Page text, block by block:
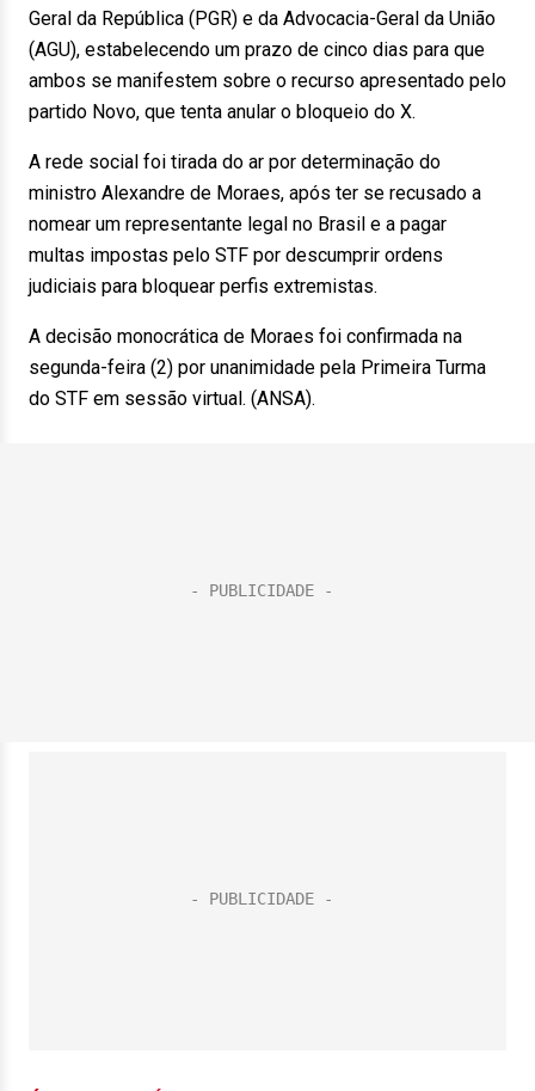
Geral da República (PGR) e da Advocacia-Geral da União
(AGU), estabelecendo um prazo de cinco dias para que
ambos se manifestem sobre o recurso apresentado pelo
partido Novo, que tenta anular o bloqueio do X.
A rede social foi tirada do ar por determinação do
ministro Alexandre de Moraes, após ter se recusado a
nomear um representante legal no Brasil e a pagar
multas impostas pelo STF por descumprir ordens
judiciais para bloquear perfis extremistas.
A decisão monocrática de Moraes foi confirmada na
segunda-feira (2) por unanimidade pela Primeira Turma
do STF em sessão virtual. (ANSA).